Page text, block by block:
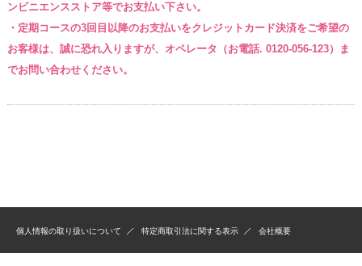
ンビニエンスストア等でお支払い下さい。
・定期コースの3回目以降のお支払いをクレジットカード決済をご希望の
お客様は、誠に恐れ入りますが、オペレータ （お電話. 0120-056-123）
ま
でお問い合わせください。
個人情報の取り扱いについて 特定商取引法に関する表示 会社概要